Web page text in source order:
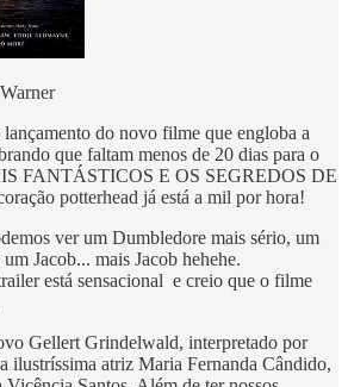
lançamento do novo filme que engloba a
que faltam menos de 20 dias para o
FANTÁSTICOS E OS SEGREDOS DE
potterhead já está a mil por hora!
ver um Dumbledore mais sério, um
Jacob... mais Jacob hehehe.
está sensacional e creio que o filme
Gellert Grindelwald, interpretado por
ilustríssima atriz Maria Fernanda Cândido,